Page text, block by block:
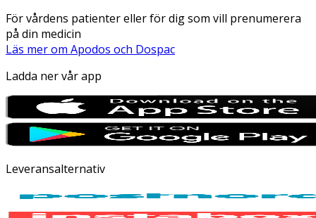
För vårdens patienter eller för dig som vill prenumerera
på din medicin
Läs mer om Apodos och Dospac
Ladda ner vår app
Leveransalternativ